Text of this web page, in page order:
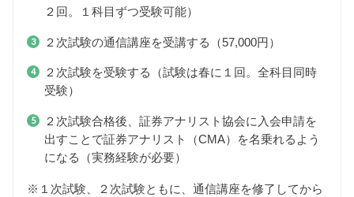
２回。１科目ずつ受験可能）
２次試験の通信講座を受講する（57,000円）
２次試験を受験する（試験は春に１回。全科目同時
受験）
２次試験合格後、証券アナリスト協会に入会申請を
出すことで証券アナリスト（CMA）を名乗れるよう
になる（実務経験が必要）
※１次試験、２次試験ともに、通信講座を修了してから